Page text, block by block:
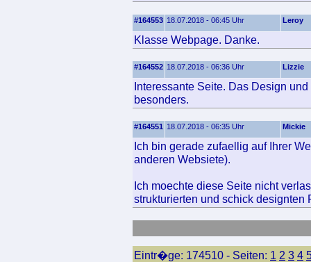
#164553 18.07.2018 - 06:45 Uhr Leroy
Klasse Webpage. Danke.
#164552 18.07.2018 - 06:36 Uhr Lizzie
Interessante Seite. Das Design
besonders.
#164551 18.07.2018 - 06:35 Uhr Mickie
Ich bin gerade zufaellig auf Ihrer
anderen Websiete).
Ich moechte diese Seite nicht
strukturierten und schick designten
Eintr�ge: 174510 - Seiten: 1 2 3 4